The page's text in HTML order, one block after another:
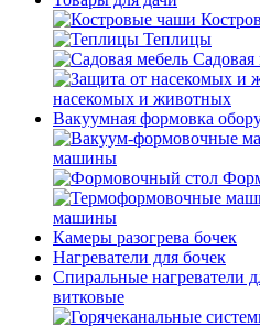
Теплицы
Садовая
насекомых и животных
Вакуумная формовка
машины
машины
Камеры разогрева бочек
Нагреватели для бочек
Спиральные нагреватели
витковые